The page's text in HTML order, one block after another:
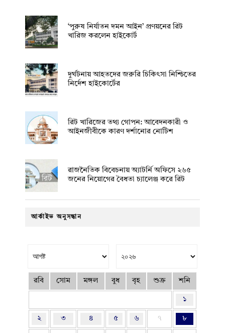
‘পুরুষ নির্যাতন দমন আইন’ প্রণয়নের রিট
খারিজ করলেন হাইকোর্ট
দুর্ঘটনায় আহতদের জরুরি চিকিৎসা নিশ্চিতের
নির্দেশ হাইকোর্টের
রিট খারিজের তথ্য গোপন: আবেদনকারী ও
আইনজীবীকে কারণ দর্শানোর নোটিশ
রাজনৈতিক বিবেচনায় অ‍্যাটর্নি অফিসে ২৬৫
জনের নিয়োগের বৈধতা চ্যালেঞ্জ করে রিট
আর্কাইভ অনুসন্ধান
রবি সোম মঙ্গল বুধ বৃহ শুক্র শনি
১
২ ৩ ৪ ৫ ৬ ৭ ৮